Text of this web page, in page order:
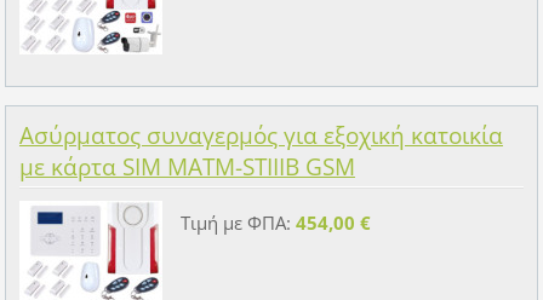
Ασύρματος συναγερμός για εξοχική κατοικία
με κάρτα SIM MATM-STIIIB GSM
Τιμή με ΦΠΑ: 454,00 €